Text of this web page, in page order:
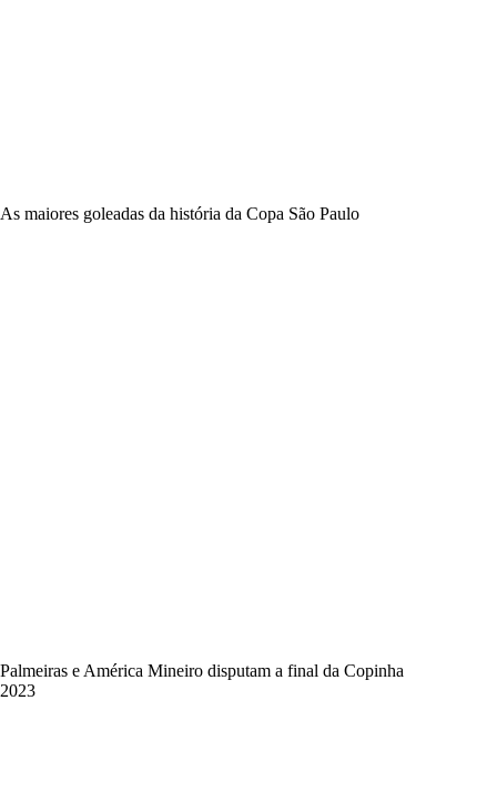
As maiores goleadas da história da Copa São Paulo
Palmeiras e América Mineiro disputam a final da Copinha
2023